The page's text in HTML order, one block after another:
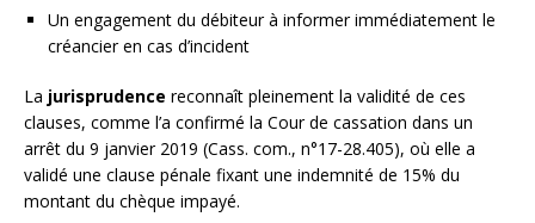
Un engagement du débiteur à informer immédiatement le
créancier en cas d’incident
La jurisprudence reconnaît pleinement la validité de ces
clauses, comme l’a confirmé la Cour de cassation dans un
arrêt du 9 janvier 2019 (Cass. com., n°17-28.405), où elle a
validé une clause pénale fixant une indemnité de 15% du
montant du chèque impayé.